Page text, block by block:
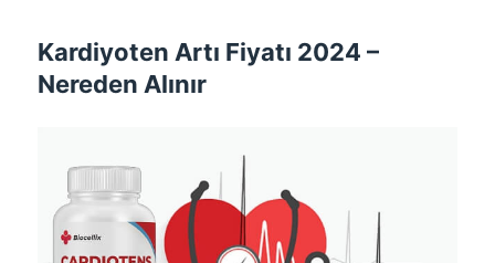
Kardiyoten Artı Fiyatı 2024 –
Nereden Alınır